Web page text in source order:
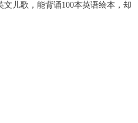
文儿歌，能背诵100本英语绘本，却